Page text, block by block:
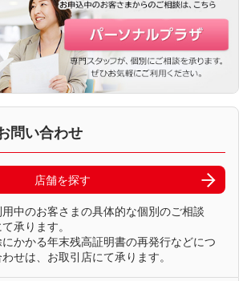
問い合わせ
店舗を探す
中のお客さまの具体的な個別のご相談
承ります。
かかる年末残高証明書の再発行などにつ
せは、お取引店にて承ります。